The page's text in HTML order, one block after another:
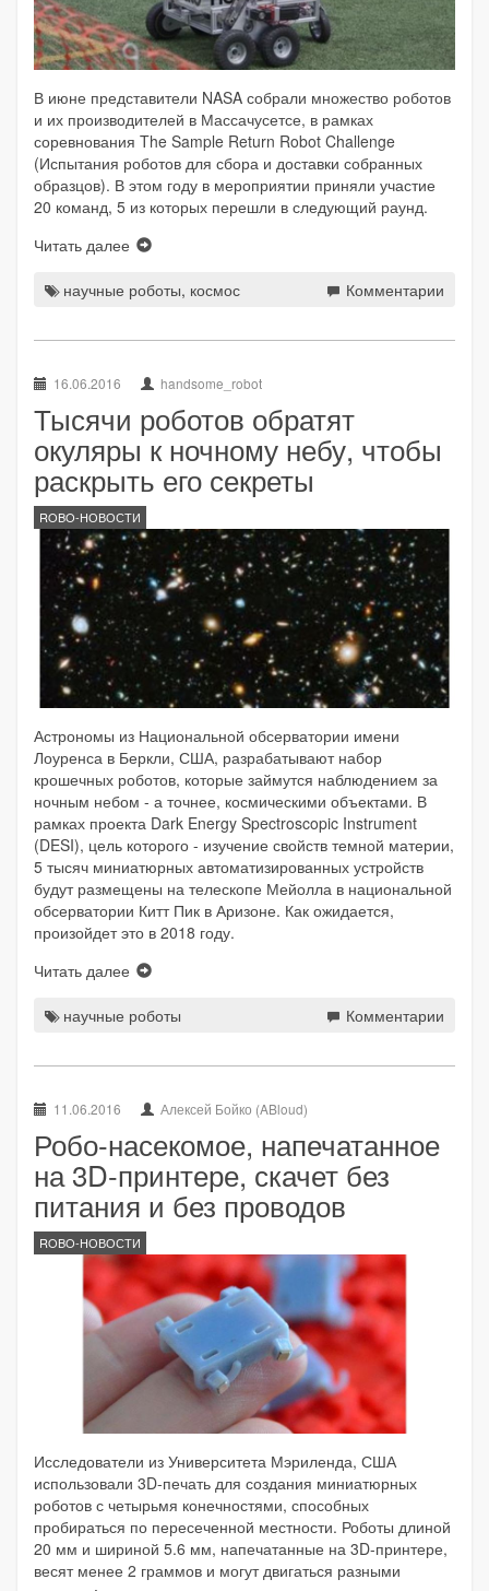
В июне представители NASA собрали множество роботов
и их производителей в Массачусетсе, в рамках
соревнования The Sample Return Robot Challenge
(Испытания роботов для сбора и доставки собранных
образцов). В этом году в мероприятии приняли участие
20 команд, 5 из которых перешли в следующий раунд.
Читать далее
научные роботы, космос Комментарии
16.06.2016 handsome_robot
Тысячи роботов обратят
окуляры к ночному небу, чтобы
раскрыть его секреты
ROBO-НОВОСТИ
Астрономы из Национальной обсерватории имени
Лоуренса в Беркли, США, разрабатывают набор
крошечных роботов, которые займутся наблюдением за
ночным небом - а точнее, космическими объектами. В
рамках проекта Dark Energy Spectroscopic Instrument
(DESI), цель которого - изучение свойств темной материи,
5 тысяч миниатюрных автоматизированных устройств
будут размещены на телескопе Мейолла в национальной
обсерватории Китт Пик в Аризоне. Как ожидается,
произойдет это в 2018 году.
Читать далее
научные роботы Комментарии
11.06.2016 Алексей Бойко (ABloud)
Робо-насекомое, напечатанное
на 3D-принтере, скачет без
питания и без проводов
ROBO-НОВОСТИ
Исследователи из Университета Мэриленда, США
использовали 3D-печать для создания миниатюрных
роботов с четырьмя конечностями, способных
пробираться по пересеченной местности. Роботы длиной
20 мм и шириной 5.6 мм, напечатанные на 3D-принтере,
весят менее 2 граммов и могут двигаться разными